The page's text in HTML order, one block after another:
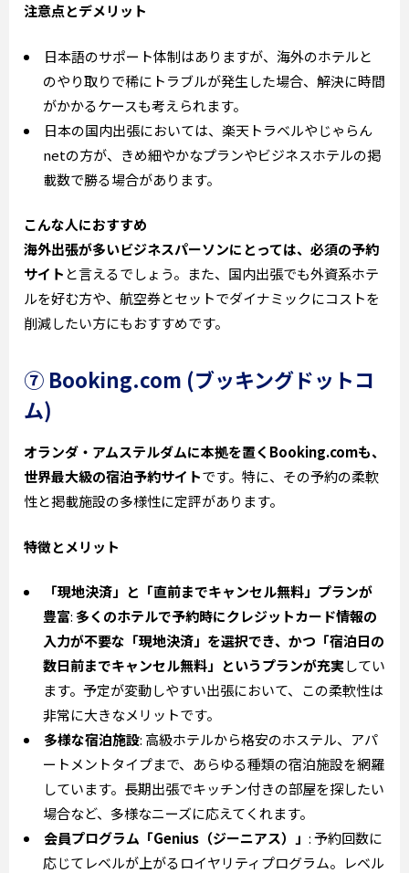
注意点とデメリット
日本語のサポート体制はありますが、海外のホテルと
のやり取りで稀にトラブルが発生した場合、解決に時間
がかかるケースも考えられます。
日本の国内出張においては、楽天トラベルやじゃらん
netの方が、きめ細やかなプランやビジネスホテルの掲
載数で勝る場合があります。
こんな人におすすめ
海外出張が多いビジネスパーソンにとっては、必須の予約
サイト と言えるでしょう。また、国内出張でも外資系ホテ
ルを好む方や、航空券とセットでダイナミックにコストを
削減したい方にもおすすめです。
⑦ Booking.com (ブッキングドットコ
ム)
オランダ・アムステルダムに本拠を置くBooking.comも、
世界最大級の宿泊予約サイトです。特に、その予約の柔軟
性と掲載施設の多様性に定評があります。
特徴とメリット
「現地決済」と「直前までキャンセル無料」プランが
豊富: 多くのホテルで予約時にクレジットカード情報の
入力が不要な「現地決済」を選択でき、かつ「宿泊日の
数日前までキャンセル無料」というプランが充実してい
ます。予定が変動しやすい出張において、この柔軟性は
非常に大きなメリットです。
多様な宿泊施設: 高級ホテルから格安のホステル、アパ
ートメントタイプまで、あらゆる種類の宿泊施設を網羅
しています。長期出張でキッチン付きの部屋を探したい
場合など、多様なニーズに応えてくれます。
会員プログラム「Genius（ジーニアス）」 : 予約回数に
応じてレベルが上がるロイヤリティプログラム。レベル